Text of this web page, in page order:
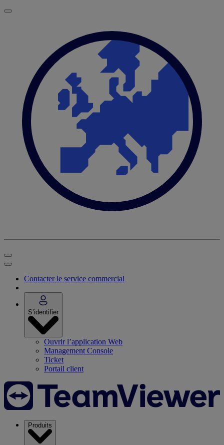
Contacter le service commercial
S’identifier
Ouvrir l’application Web
Management Console
Ticket
Portail client
Produits